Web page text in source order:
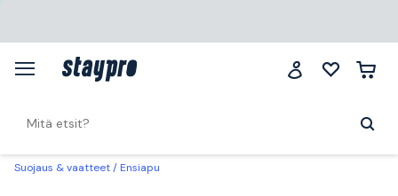
Suojaus & vaatteet Ensiapu